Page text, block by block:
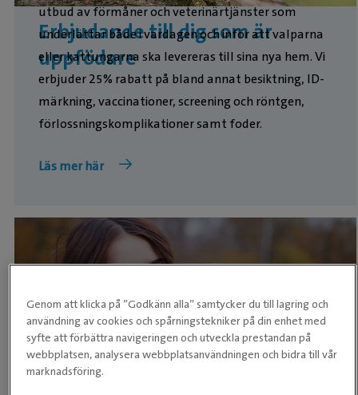
Erbjudande till dig som är
uppfödare
utbud av förmåner och veterinärtjänster som
underlättar både i vardagen och inför att valparna
eller kattungarna ska levereras till sina nya hem. Vi
erbjuder 25% rabatt på bland annat besiktning, ID-
märkning, vaccinationer, screening och röntgen,
förlossningskomplikationer samt foder.
Läs mer här
Som medlem i kundklubben får du exklusiva
Genom att klicka på ”Godkänn alla” samtycker du till lagring och
användning av cookies och spårningstekniker på din enhet med
syfte att förbättra navigeringen och utveckla prestandan på
webbplatsen, analysera webbplatsanvändningen och bidra till vår
marknadsföring.